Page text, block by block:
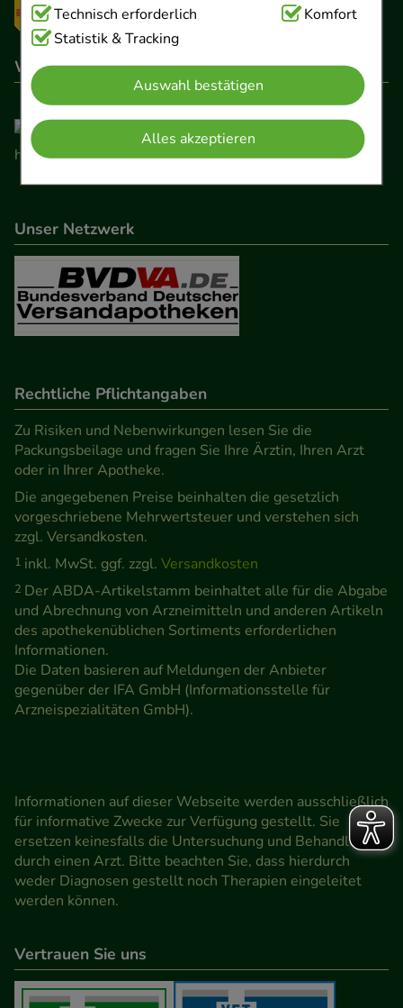
Technisch Notwendig:Hierbei handelt es sich um
Cookies, die für die Grundfunktionen unserer
Website notwendig sind (z.B. Navigation,
Warenkorb, Kundenkonto), weshalb auf diese nicht
verzichtet werden kann.
Komfort:Diese Cookies werden genutzt um das
Einkaufserlebnis noch ansprechender zu gestalten,
Besuchers oder unsere Seite an bevorzugte
Verhaltensweisen (z.B. Spracheinstellung)
anzupassen. Komfort-Cookies ermöglichen es uns
auch auf Ihre Bedürfnisse zugeschrittene Inhalte
anzuzeigen und unser Partnerprogramm zu
Statistik & Tracking:Hierüber lassen sich
Informationen über die Art und Weise der Nutzung
unserer Website sammeln, mit deren Hilfe wir
unsere Website weiter für Sie optimieren können,
den Inhalt auf unserer Website aber auch die
Werbung auf Drittseiten möglichst relevant für Sie
zu gestalten. Bitte beachten Sie, dass Daten hierfür
teilweise an Dritte wie z.B. Google oder soziale
Medien übertragen werden.
Technisch erforderlich
Komfort
Statistik & Tracking
Auswahl bestätigen
Alles akzeptieren
Wir sind hier gelistet
Unser Netzwerk
Rechtliche Pflichtangaben
Zu Risiken und Nebenwirkungen lesen Sie die
Packungsbeilage und fragen Sie Ihre Ärztin, Ihren Arzt
oder in Ihrer Apotheke.
Die angegebenen Preise beinhalten die gesetzlich
vorgeschriebene Mehrwertsteuer und verstehen sich
zzgl. Versandkosten.
1 inkl. MwSt. ggf. zzgl. Versandkosten
2 Der ABDA-Artikelstamm beinhaltet alle für die Abgabe
und Abrechnung von Arzneimitteln und anderen Artikeln
des apothekenüblichen Sortiments erforderlichen
Informationen.
Die Daten basieren auf Meldungen der Anbieter
gegenüber der IFA GmbH (Informationsstelle für
Arzneispezialitäten GmbH).
Informationen auf dieser Webseite werden ausschließlich
für informative Zwecke zur Verfügung gestellt. Sie
ersetzen keinesfalls die Untersuchung und Behandlung
durch einen Arzt. Bitte beachten Sie, dass hierdurch
weder Diagnosen gestellt noch Therapien eingeleitet
werden können.
Vertrauen Sie uns